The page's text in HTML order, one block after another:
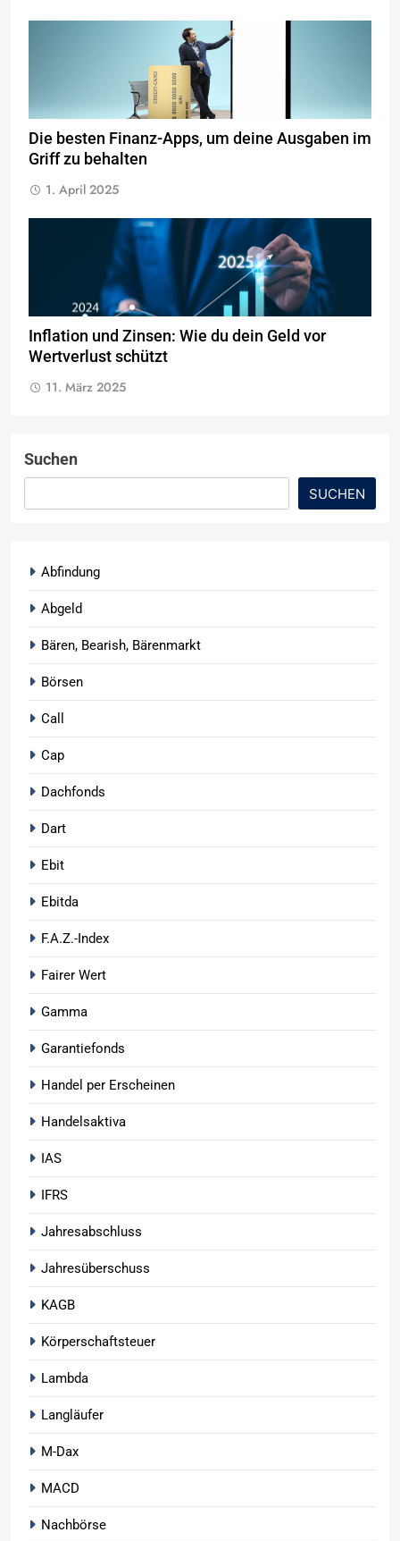
Die besten Finanz-Apps, um deine Ausgaben im
Griff zu behalten
1. April 2025
Inflation und Zinsen: Wie du dein Geld vor
Wertverlust schützt
11. März 2025
Suchen
SUCHEN
Abfindung
Abgeld
Bären, Bearish, Bärenmarkt
Börsen
Call
Cap
Dachfonds
Dart
Ebit
Ebitda
F.A.Z.-Index
Fairer Wert
Gamma
Garantiefonds
Handel per Erscheinen
Handelsaktiva
IAS
IFRS
Jahresabschluss
Jahresüberschuss
KAGB
Körperschaftsteuer
Lambda
Langläufer
M-Dax
MACD
Nachbörse